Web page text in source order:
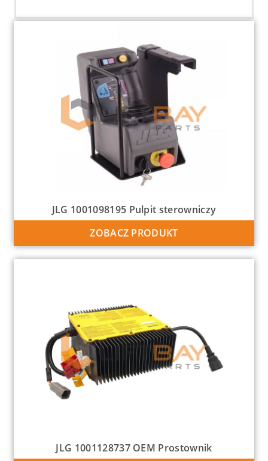
JLG 1001098195 Pulpit sterowniczy
ZOBACZ PRODUKT
JLG 1001128737 OEM Prostownik